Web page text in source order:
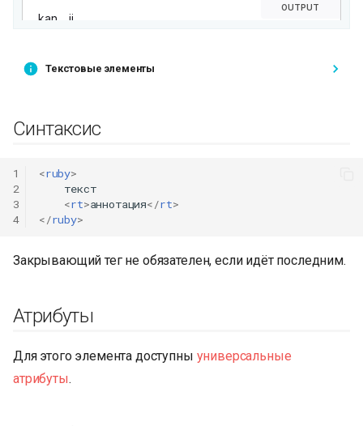
Текстовые элементы
Синтаксис
1
2
3
4
<ruby>
    текст
<rt>аннотация</rt>
</ruby>
Закрывающий тег не обязателен, если идёт последним.
Атрибуты
Для этого элемента доступны универсальные
атрибуты.